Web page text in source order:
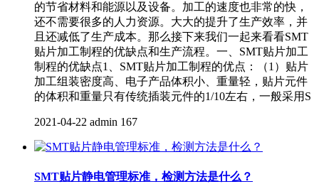
的节省材料和能源以及设备。加工的速度也非常的快，
还不需要很多的人力资源。大大的提升了生产效率，并
且还减低了生产成本。那么接下来我们一起来看看SMT
贴片加工制程的优缺点和生产流程。一、SMT贴片加工
制程的优缺点1、SMT贴片加工制程的优点：（1）贴片
加工组装密度高、电子产品体积小、重量轻，贴片元件
的体积和重量只有传统插装元件的1/10左右，一般采用S
2021-04-22 admin 167
SMT贴片静电管理标准，检测方法是什么？